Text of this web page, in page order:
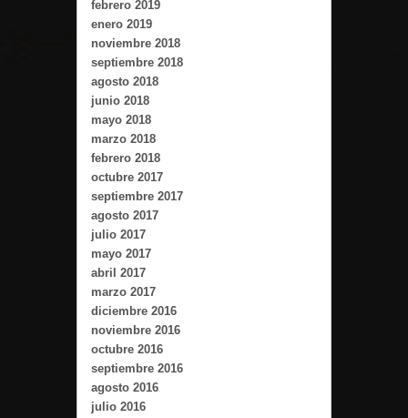
febrero 2019
enero 2019
noviembre 2018
septiembre 2018
agosto 2018
junio 2018
mayo 2018
marzo 2018
febrero 2018
octubre 2017
septiembre 2017
agosto 2017
julio 2017
mayo 2017
abril 2017
marzo 2017
diciembre 2016
noviembre 2016
octubre 2016
septiembre 2016
agosto 2016
julio 2016